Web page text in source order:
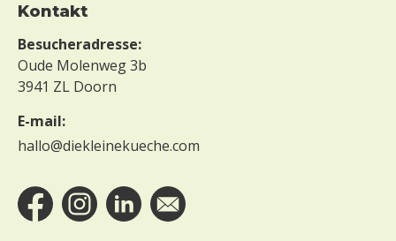
Kontakt
Besucheradresse:
Oude Molenweg 3b
3941 ZL Doorn
E-mail:
hallo@diekleinekueche.com